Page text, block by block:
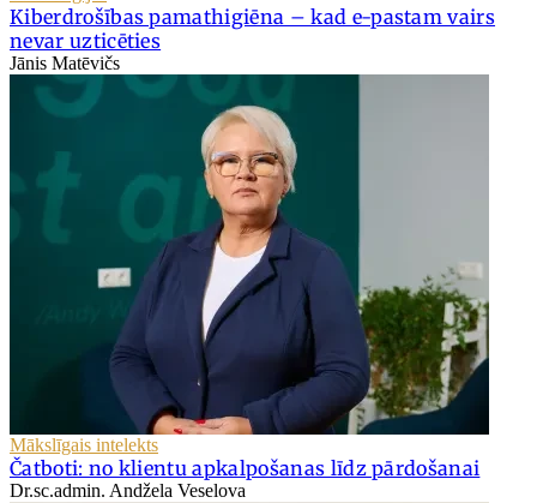
Kiberdrošības pamathigiēna – kad e-pastam vairs
nevar uzticēties
Jānis Matēvičs
Mākslīgais intelekts
Čatboti: no klientu apkalpošanas līdz pārdošanai
Dr.sc.admin. Andžela Veselova